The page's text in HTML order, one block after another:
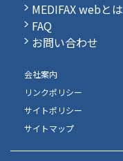
MEDIFAX webとは
FAQ
お問い合わせ
会社案内
リンクポリシー
サイトポリシー
サイトマップ